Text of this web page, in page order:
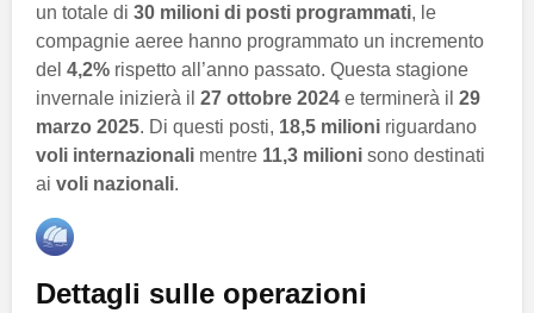
un totale di 30 milioni di posti programmati, le
compagnie aeree hanno programmato un incremento
del 4,2% rispetto all’anno passato. Questa stagione
invernale inizierà il 27 ottobre 2024 e terminerà il 29
marzo 2025. Di questi posti, 18,5 milioni riguardano
voli internazionali mentre 11,3 milioni sono destinati
ai voli nazionali.
Dettagli sulle operazioni